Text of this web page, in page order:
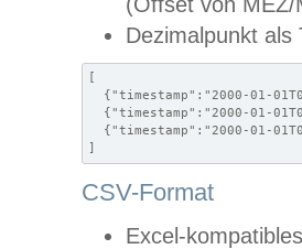
Dezimalpunkt als
[
{"timestamp":"2000-01-
{"timestamp":"2000-01-
{"timestamp":"2000-01-
]
CSV-Format
Excel-